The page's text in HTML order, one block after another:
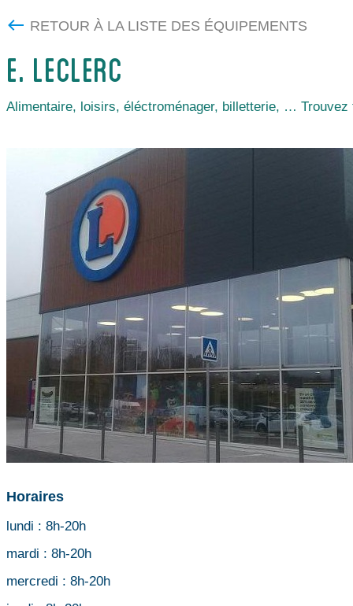
RETOUR À LA LISTE DES ÉQUIPEMENTS
E. LECLERC
Alimentaire, loisirs, éléctroménager, billetterie, …
Horaires
lundi : 8h-20h
mardi : 8h-20h
mercredi : 8h-20h